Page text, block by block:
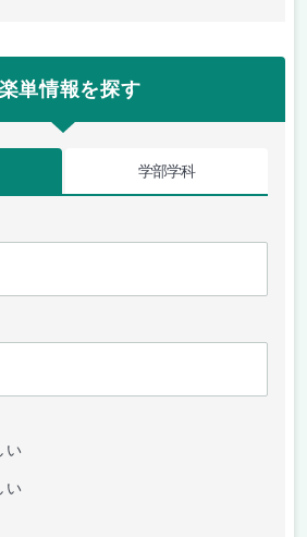
単情報を探す
学部学科
い
い